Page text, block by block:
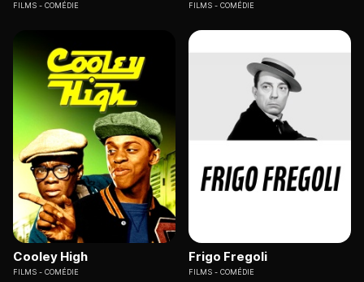
FILMS COMÉDIE FILMS COMÉDIE
Cooley High
FILMS COMÉDIE
Frigo Fregoli
FILMS COMÉDIE